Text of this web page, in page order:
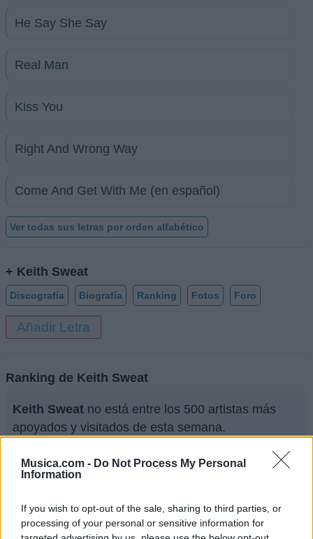
Musica.com - Do Not Process My Personal
Information
If you wish to opt-out of the sale, sharing to third parties, or
processing of your personal or sensitive information for
He Say She Say
Real Man
Kiss You
Right And Wrong Way
Come And Get With Me (en español)
Ver todas sus letras por orden alfabético
+ Keith Sweat
Discografía Biografía Ranking Fotos Foro
Añadir Letra
Ranking de Keith Sweat
Keith Sweat no está entre los 500 artistas más
apoyados y visitados de esta semana.
5
Ranking de Keith Sweat TOP Música